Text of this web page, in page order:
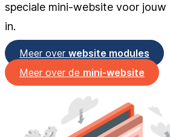
speciale mini-website voor jouw
in.
Meer over website modules
Meer over de mini-website